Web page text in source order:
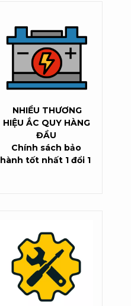
NHIỀU THƯƠNG
HIỆU ẮC QUY HÀNG
ĐẦU
Chính sách bảo
hành tốt nhất 1 đổi 1